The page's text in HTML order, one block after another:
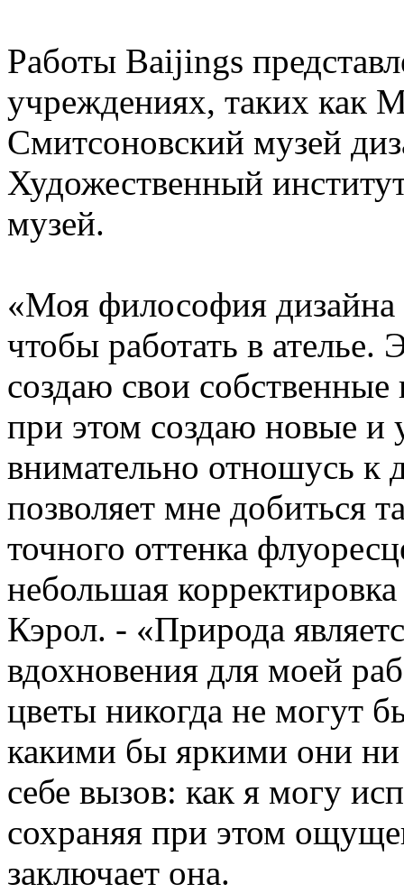
Работы Baijings
учреждениях, таких как
Смитсоновский музей
Художественный
музей.
«Моя философия дизайна
чтобы работать в ателье.
создаю свои
при этом создаю новые
внимательно отношусь к
позволяет мне добиться
точного оттенка
небольшая
Кэрол. - «Природа
вдохновения для моей
цветы никогда не могут
какими бы яркими они
себе вызов: как я могу
сохраняя при этом
заключает она.